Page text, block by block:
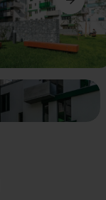
Következő